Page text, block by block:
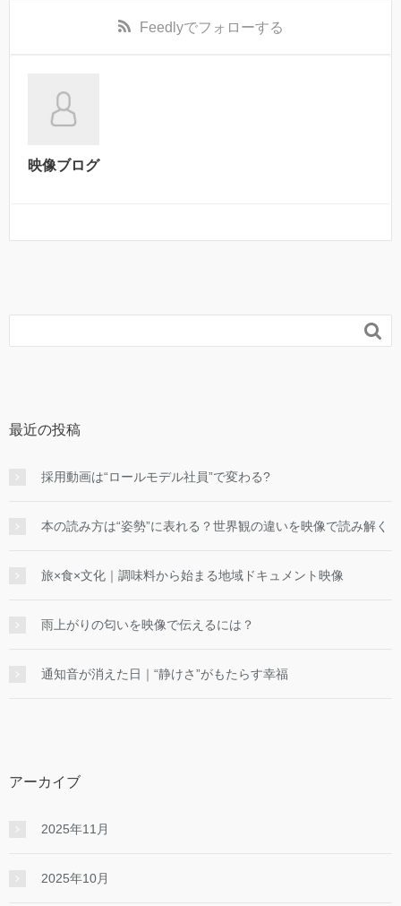
Feedlyでフォローする
映像ブログ

最近の投稿
採用動画は“ロールモデル社員”で変わる?
本の読み方は“姿勢”に表れる？世界観の違いを映像で読み解く
旅×食×文化｜調味料から始まる地域ドキュメント映像
雨上がりの匂いを映像で伝えるには？
通知音が消えた日｜“静けさ”がもたらす幸福
アーカイブ
2025年11月
2025年10月